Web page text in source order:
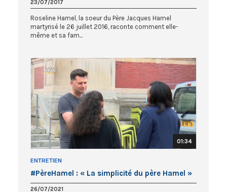
23/07/2017
Roseline Hamel, la soeur du Père Jacques Hamel
martyrisé le 26 juillet 2016, raconte comment elle-
même et sa fam...
01:34
ENTRETIEN
#PèreHamel : « La simplicité du père Hamel »
26/07/2021